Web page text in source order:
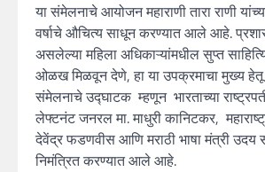
या संमेलनाचे आयोजन महाराणी तारा राणी
वर्षाचे औचित्य साधून करण्यात आले आहे.
असलेल्या महिला अधिकाऱ्यांमधील सुप्त
ओळख मिळवून देणे, हा या उपक्रमाचा मुख्य
संमेलनाचे उद्घाटक म्हणून भारताच्या
लेफ्टनंट जनरल मा. माधुरी कानिटकर,
देवेंद्र फडणवीस आणि मराठी भाषा मंत्री उदय
निमंत्रित करण्यात आले आहे.